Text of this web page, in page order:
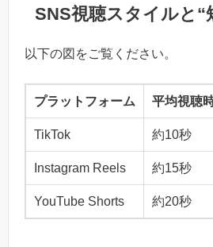
SNS視聴スタイルと“
以下の図をご覧ください。
プラットフォーム 平均視聴
TikTok 約10秒
Instagram Reels 約15秒
YouTube Shorts 約20秒